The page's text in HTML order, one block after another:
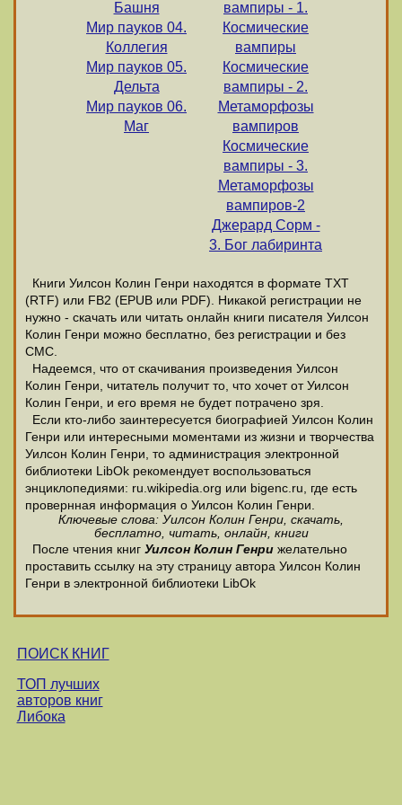
Башня
Мир пауков 04.
Коллегия
Мир пауков 05.
Дельта
Мир пауков 06.
Маг
вампиры - 1.
Космические
вампиры
Космические
вампиры - 2.
Метаморфозы
вампиров
Космические
вампиры - 3.
Метаморфозы
вампиров-2
Джерард Сорм -
3. Бог лабиринта
Книги Уилсон Колин Генри находятся в формате ТХТ
(RTF) или FB2 (EPUB или PDF). Никакой регистрации не
нужно - скачать или читать онлайн книги писателя Уилсон
Колин Генри можно бесплатно, без регистрации и без
СМС.
Надеемся, что от скачивания произведения Уилсон
Колин Генри, читатель получит то, что хочет от Уилсон
Колин Генри, и его время не будет потрачено зря.
Если кто-либо заинтересуется биографией Уилсон Колин
Генри или интересными моментами из жизни и творчества
Уилсон Колин Генри, то администрация электронной
библиотеки LibOk рекомендует воспользоваться
энциклопедиями: ru.wikipedia.org или bigenc.ru, где есть
провернная информация о Уилсон Колин Генри.
Ключевые слова: Уилсон Колин Генри, скачать,
бесплатно, читать, онлайн, книги
После чтения книг Уилсон Колин Генри желательно
проставить ссылку на эту страницу автора Уилсон Колин
Генри в электронной библиотеки LibOk
ПОИСК КНИГ
ТОП лучших
авторов книг
Либока